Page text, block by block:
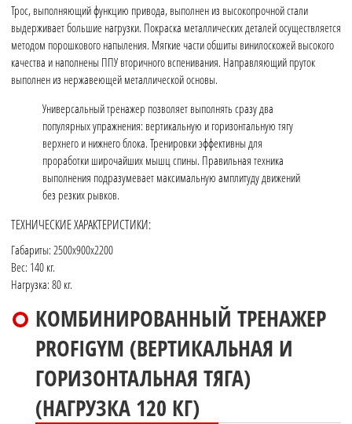
Трос, выполняющий функцию привода, выполнен из высокопрочной стали
выдерживает большие нагрузки. Покраска металлических деталей осуществляется
методом порошкового напыления. Мягкие части обшиты винилоскожей высокого
качества и наполнены ППУ вторичного вспенивания. Направляющий пруток
выполнен из нержавеющей металлической основы.
Универсальный тренажер позволяет выполнять сразу два
популярных упражнения: вертикальную и горизонтальную тягу
верхнего и нижнего блока. Тренировки эффективны для
проработки широчайших мышц спины. Правильная техника
выполнения подразумевает максимальную амплитуду движений
без резких рывков.
ТЕХНИЧЕСКИЕ ХАРАКТЕРИСТИКИ:
Габариты: 2500x900x2200
Вес: 140 кг.
Нагрузка: 80 кг.
КОМБИНИРОВАННЫЙ ТРЕНАЖЕР
PROFIGYM (ВЕРТИКАЛЬНАЯ И
ГОРИЗОНТАЛЬНАЯ ТЯГА)
(НАГРУЗКА 120 КГ)